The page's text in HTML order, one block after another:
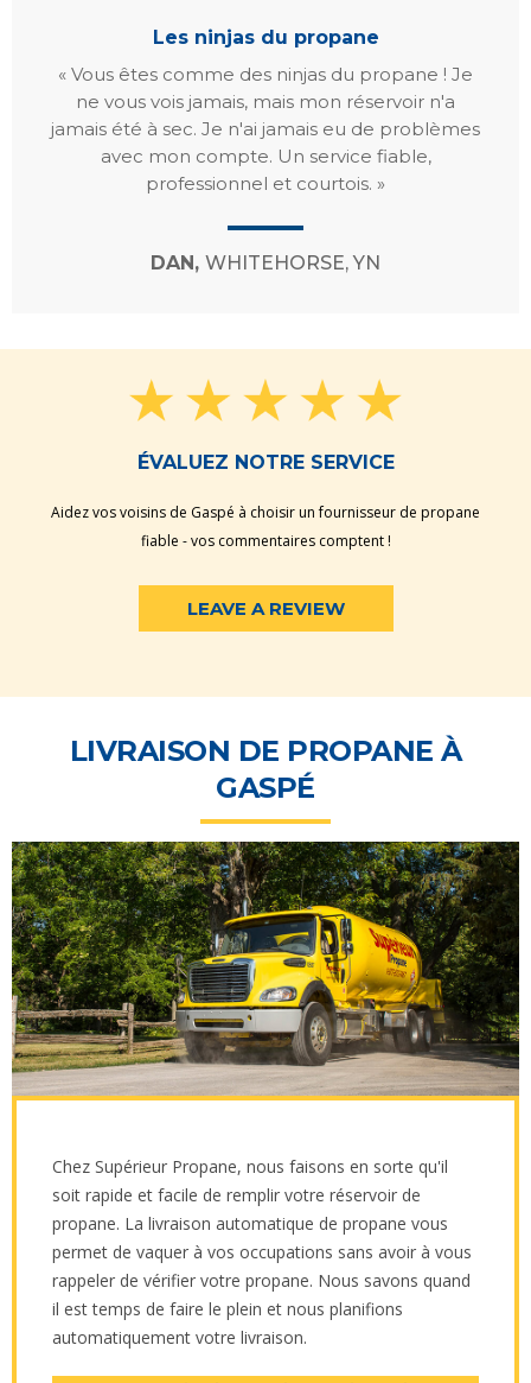
Les ninjas du propane
« Vous êtes comme des ninjas du propane ! Je
ne vous vois jamais, mais mon réservoir n'a
jamais été à sec. Je n'ai jamais eu de problèmes
avec mon compte. Un service fiable,
professionnel et courtois. »
DAN, WHITEHORSE, YN
ÉVALUEZ NOTRE SERVICE
Aidez vos voisins de Gaspé à choisir un fournisseur de propane
fiable - vos commentaires comptent !
LEAVE A REVIEW
LIVRAISON DE PROPANE À
GASPÉ
Chez Supérieur Propane, nous faisons en sorte qu'il
soit rapide et facile de remplir votre réservoir de
propane. La livraison automatique de propane vous
permet de vaquer à vos occupations sans avoir à vous
rappeler de vérifier votre propane. Nous savons quand
il est temps de faire le plein et nous planifions
automatiquement votre livraison.